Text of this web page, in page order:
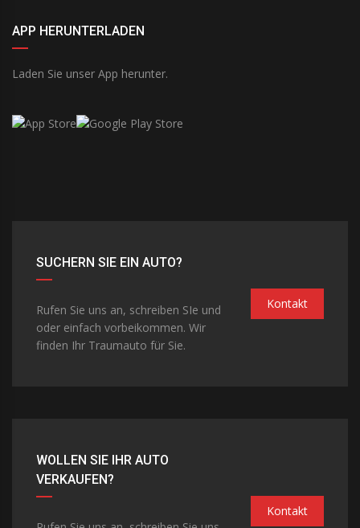
APP HERUNTERLADEN
Laden Sie unser App herunter.
SUCHERN SIE EIN AUTO?
Rufen Sie uns an, schreiben SIe und
oder einfach vorbeikommen. Wir
finden Ihr Traumauto für Sie.
Kontakt
WOLLEN SIE IHR AUTO
VERKAUFEN?
Kontakt